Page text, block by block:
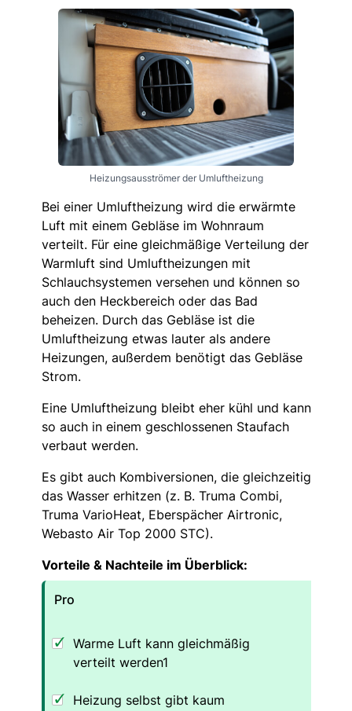
Heizungsausströmer der Umluftheizung
Bei einer Umluftheizung wird die erwärmte
Luft mit einem Gebläse im Wohnraum
verteilt. Für eine gleichmäßige Verteilung der
Warmluft sind Umluftheizungen mit
Schlauchsystemen versehen und können so
auch den Heckbereich oder das Bad
beheizen. Durch das Gebläse ist die
Umluftheizung etwas lauter als andere
Heizungen, außerdem benötigt das Gebläse
Strom.
Eine Umluftheizung bleibt eher kühl und kann
so auch in einem geschlossenen Staufach
verbaut werden.
Es gibt auch Kombiversionen, die gleichzeitig
das Wasser erhitzen (z. B. Truma Combi,
Truma VarioHeat, Eberspächer Airtronic,
Webasto Air Top 2000 STC).
Vorteile & Nachteile im Überblick:
Pro
Warme Luft kann gleichmäßig
verteilt werden1
Heizung selbst gibt kaum